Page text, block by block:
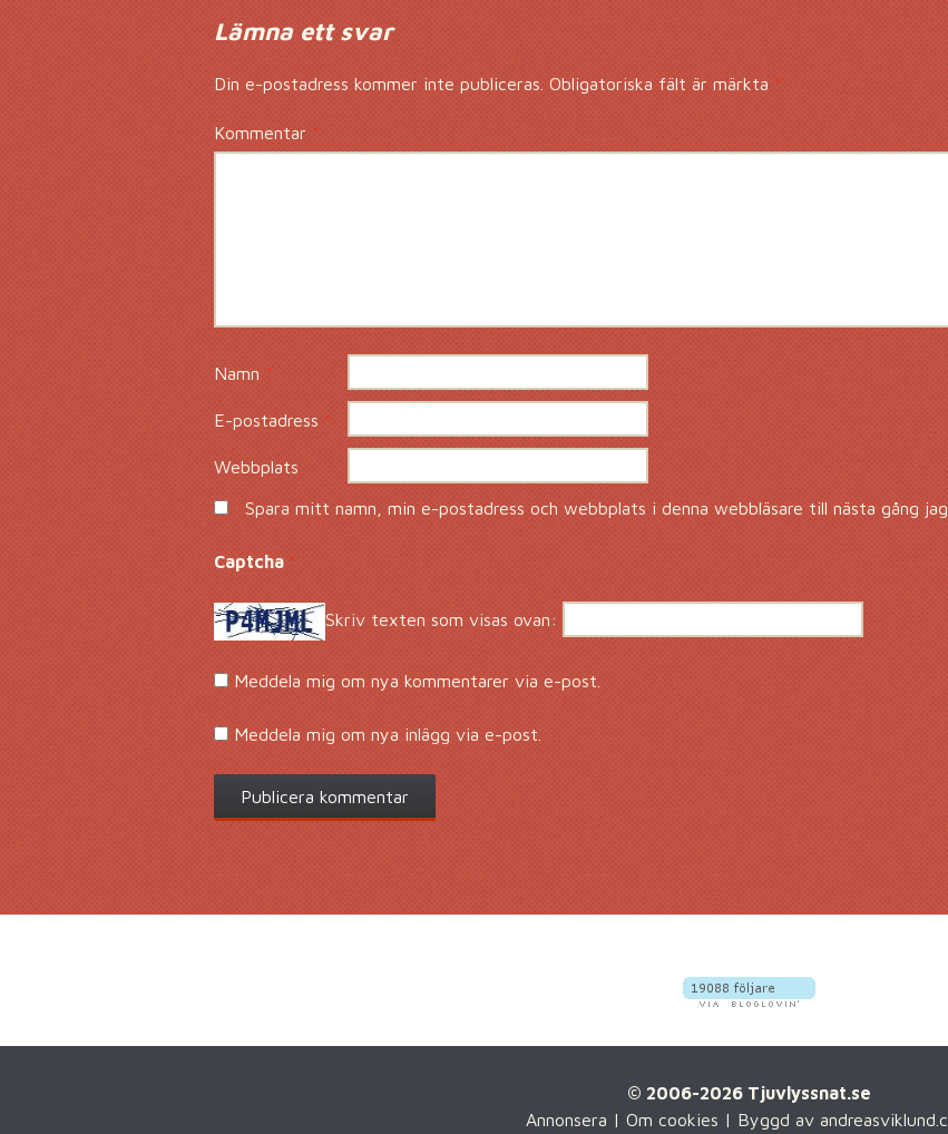
Lämna ett svar
Din e-postadress kommer inte publiceras. Obligatoriska fält är märkta *
Kommentar*
Namn*
E-postadress*
Webbplats
Spara mitt namn, min e-postadress och webbplats i denna webbläsare till nästa gång
Captcha*
Skriv texten som visas ovan:
Meddela mig om nya kommentarer via e-post.
Meddela mig om nya inlägg via e-post.
© 2006-2026 Tjuvlyssnat.se
Annonsera | Om cookies | Byggd av